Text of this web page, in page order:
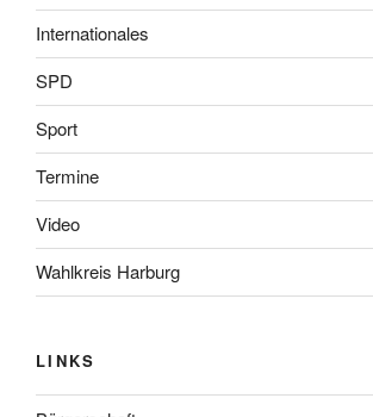
Internationales
SPD
Sport
Termine
Video
Wahlkreis Harburg
LINKS